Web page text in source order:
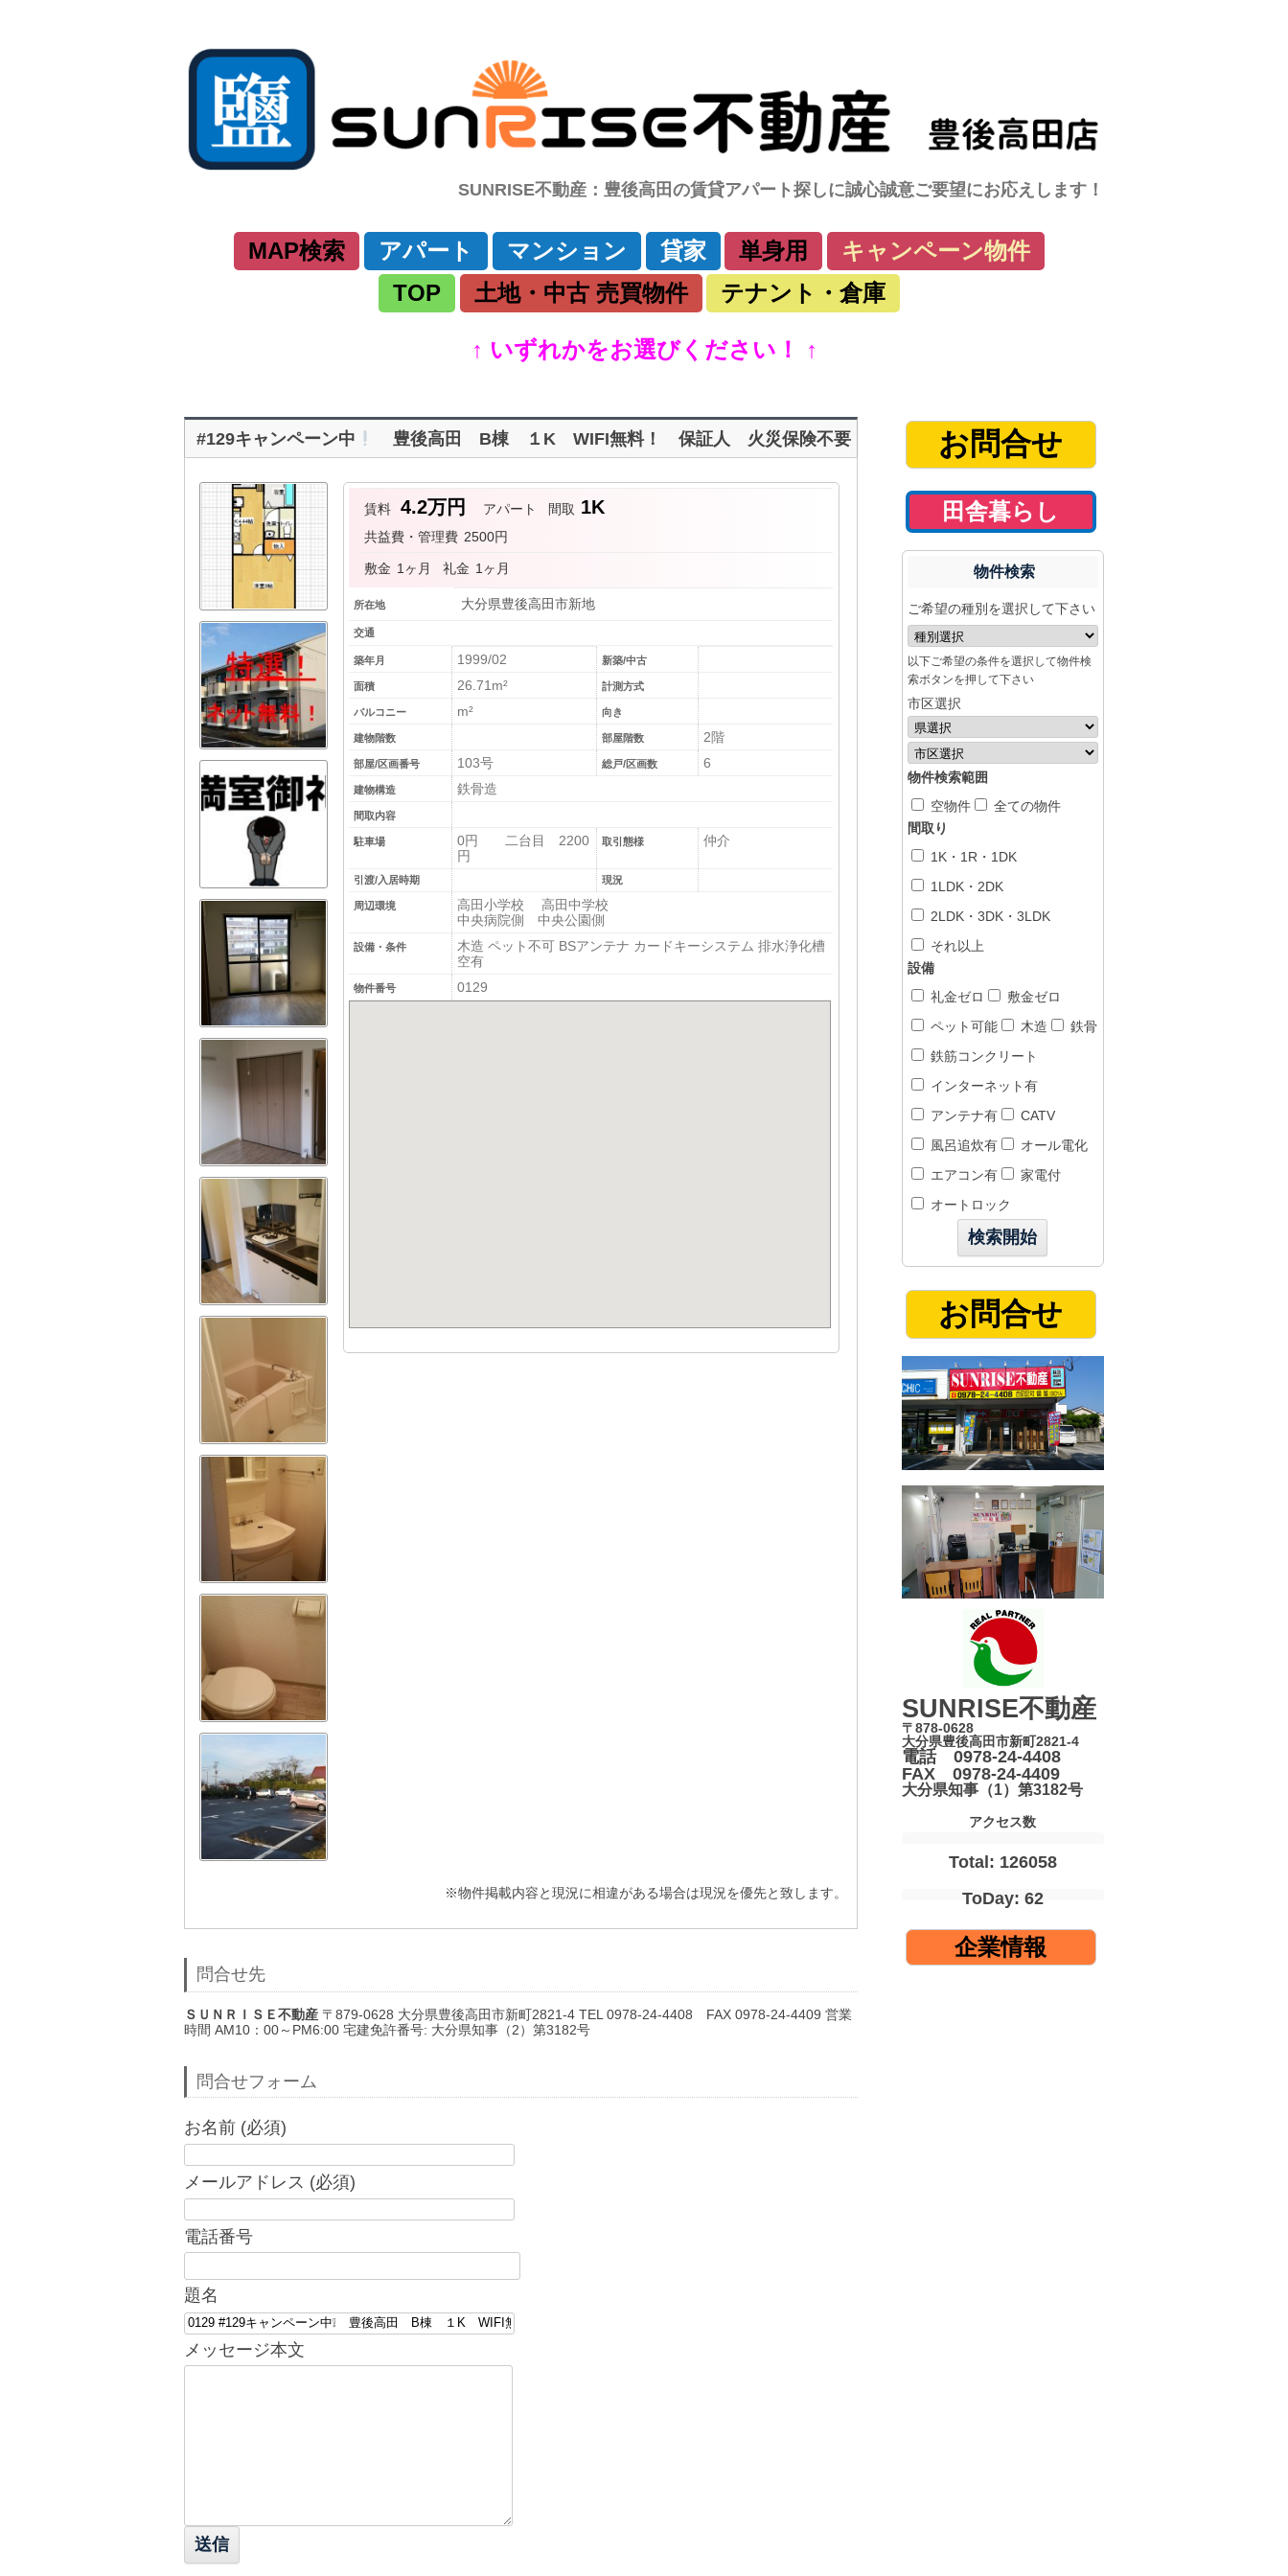
SUNRISE不動産：豊後高田の賃貸アパート探しに誠心誠意ご要望にお応えします！
コ
ン
ツ
へ
移
MAP検索 アパート マンション 貸家 単身用
キャンペーン物件
TOP
土地・中古 売買物件 テナント・倉庫
↑ いずれかをお選びください！ ↑
#129キャンペーン中 豊後高田 B棟 １K WIFI無料！ 保証人 火災保険不要
賃料 4.2万円 アパート 間取 1K
共益費・管理費 2500円
敷金 1ヶ月 礼金 1ヶ月
所在地 大分県豊後高田市新地
交通
築年月 1999/02 新築/中古
面積 26.71m² 計測方式
バルコニー m² 向き
建物階数 部屋階数 2階
部屋/区画番号 103号 総戸/区画数 6
建物構造 鉄骨造
間取内容
駐車場
0円 二台目 2200
円
取引態様 仲介
引渡/入居時期 現況
周辺環境
高田小学校 高田中学校
中央病院側 中央公園側
設備・条件
木造 ペット不可 BSアンテナ カードキーシステム 排水浄化槽
空有
物件番号 0129
※物件掲載内容と現況に相違がある場合は現況を優先と致します。
問合せ先
ＳＵＮＲＩＳＥ不動産 〒879-0628 大分県豊後高田市新町2821-4 TEL 0978-24-4408 FAX 0978-24-4409 営業
時間 AM10：00～PM6:00 宅建免許番号: 大分県知事（2）第3182号
問合せフォーム
お名前 (必須)
メールアドレス (必須)
電話番号
題名
メッセージ本文
お問合せ
田舎暮らし
物件検索
ご希望の種別を選択して下さい
以下ご希望の条件を選択して物件検
索ボタンを押して下さい
市区選択
物件検索範囲
空物件
全ての物件
間取り
1K・1R・1DK
1LDK・2DK
2LDK・3DK・3LDK
それ以上
設備
礼金ゼロ
敷金ゼロ
ペット可能
木造
鉄骨
鉄筋コンクリート
インターネット有
アンテナ有
CATV
風呂追炊有
オール電化
エアコン有
家電付
オートロック
お問合せ
SUNRISE不動産
〒878-0628
大分県豊後高田市新町2821-4
電話 0978-24-4408
FAX 0978-24-4409
大分県知事（1）第3182号
アクセス数
Total: 126058
ToDay: 62
企業情報